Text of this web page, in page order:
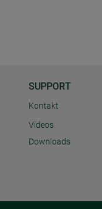
SUPPORT
Kontakt
Videos
Downloads